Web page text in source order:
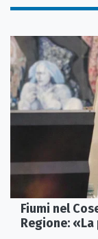
Fiumi nel
Regione: